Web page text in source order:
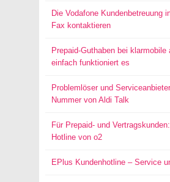
Die Vodafone Kundenbetreuung
Fax kontaktieren
Prepaid-Guthaben bei klarmobile
einfach funktioniert es
Problemlöser und
Nummer von Aldi Talk
Für Prepaid- und
Hotline von o2
EPlus Kundenhotline – Service